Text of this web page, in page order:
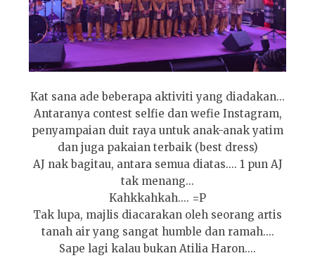
Kat sana ade beberapa aktiviti yang diadakan...
Antaranya contest selfie dan wefie Instagram,
penyampaian duit raya untuk anak-anak yatim
dan juga pakaian terbaik (best dress)
AJ nak bagitau, antara semua diatas.... 1 pun AJ
tak menang...
Kahkkahkah.... =P
Tak lupa, majlis diacarakan oleh seorang artis
tanah air yang sangat humble dan ramah....
Sape lagi kalau bukan Atilia Haron....